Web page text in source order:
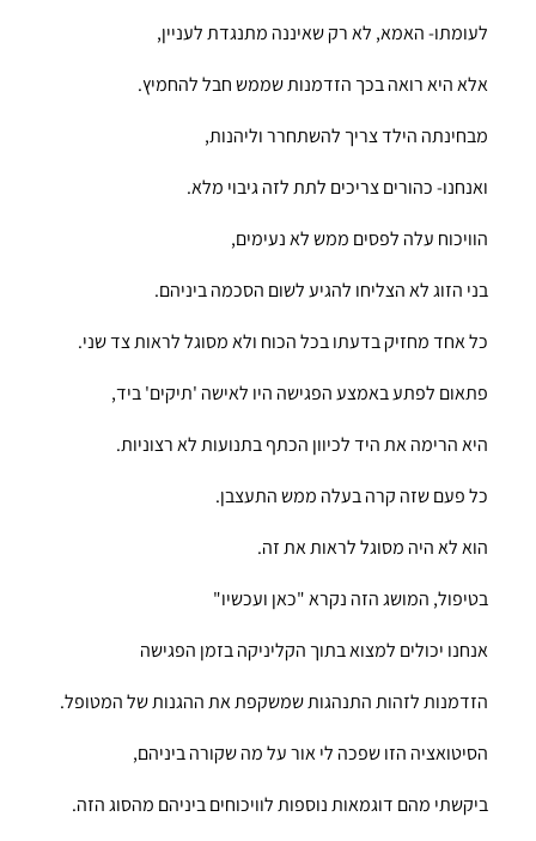
לעומתו- האמא, לא רק שאיננה מתנגדת לעניין,
אלא היא רואה בכך הזדמנות שממש חבל להחמיץ.
מבחינתה הילד צריך להשתחרר וליהנות,
ואנחנו- כהורים צריכים לתת לזה גיבוי מלא.
הוויכוח עלה לפסים ממש לא נעימים,
בני הזוג לא הצליחו להגיע לשום הסכמה ביניהם.
כל אחד מחזיק בדעתו בכל הכוח ולא מסוגל לראות צד שני.
פתאום לפתע באמצע הפגישה היו לאישה 'תיקים' ביד,
היא הרימה את היד לכיוון הכתף בתנועות לא רצוניות.
כל פעם שזה קרה בעלה ממש התעצבן.
הוא לא היה מסוגל לראות את זה.
בטיפול, המושג הזה נקרא "כאן ועכשיו"
אנחנו יכולים למצוא בתוך הקליניקה בזמן הפגישה
הזדמנות לזהות התנהגות שמשקפת את ההגנות של המטופל.
הסיטואציה הזו שפכה לי אור על מה שקורה ביניהם,
ביקשתי מהם דוגמאות נוספות לוויכוחים ביניהם מהסוג הזה.